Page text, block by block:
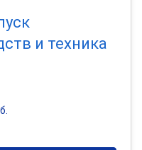
и техника